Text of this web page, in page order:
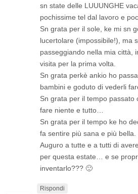
sn state delle LUUUNGHE
pochissime tel dal lavoro e
Sn grata per il sole, ke mi sn
lucertolare (impossibile!), ma
passeggiando nella mia città,
visita per la prima volta.
Sn grata perkè ankio ho
bambini e goduto di vederli
Sn grata per il tempo passato
fare niente e tutto…
Sn grata per il tempo ke ho
fa sentire più sana e più bella.
Auguro a tutte e a tutti di
per questa estate… e se
inventarlo??? 🙂
Rispondi